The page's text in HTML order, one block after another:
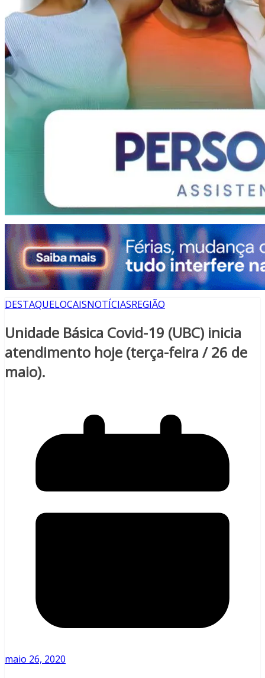
DESTAQUELOCAISNOTÍCIASREGIÃO
Unidade Básica Covid-19 (UBC) inicia
atendimento hoje (terça-feira / 26 de
maio).
maio 26, 2020